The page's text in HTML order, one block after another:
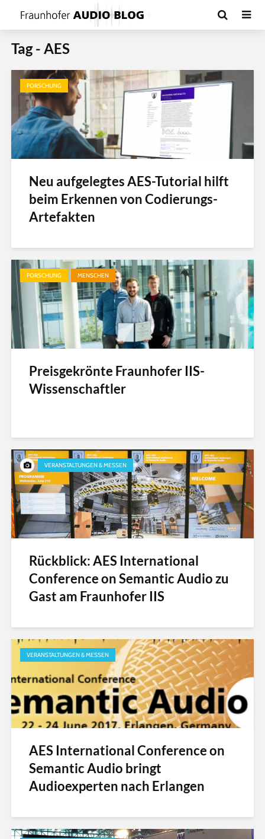
Tag - AES
FORSCHUNG
Neu aufgelegtes AES-Tutorial hilft
beim Erkennen von Codierungs-
Artefakten
FORSCHUNG MENSCHEN
Preisgekrönte Fraunhofer IIS-
Wissenschaftler
VERANSTALTUNGEN & MESSEN
Rückblick: AES International
Conference on Semantic Audio zu
Gast am Fraunhofer IIS
VERANSTALTUNGEN & MESSEN
AES International Conference on
Semantic Audio bringt
Audioexperten nach Erlangen